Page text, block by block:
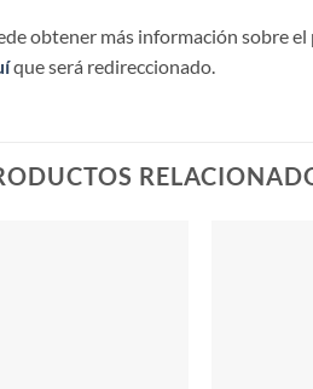
obtener más información sobre
que será redireccionado.